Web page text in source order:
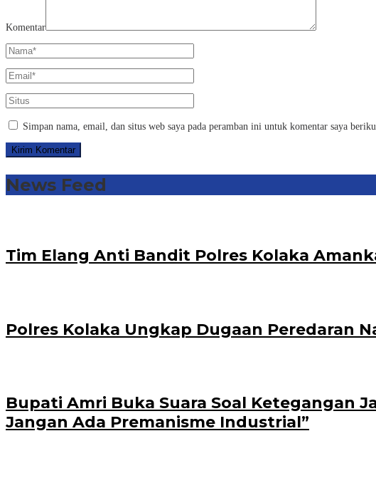
Komentar
Simpan nama, email, dan situs web saya pada peramban ini untuk komentar saya
News Feed
Tim Elang Anti Bandit Polres Kolaka
Polres Kolaka Ungkap Dugaan Peredaran
Bupati Amri Buka Suara Soal Ketegangan
Jangan Ada Premanisme Industrial”